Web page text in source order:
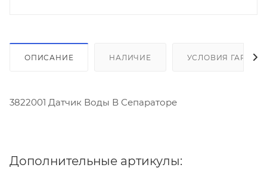
ОПИСАНИЕ НАЛИЧИЕ УСЛОВИЯ
3822001 Датчик Воды В Сепараторе
Дополнительные артикулы: